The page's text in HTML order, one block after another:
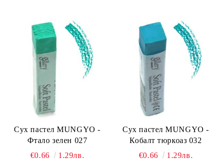
Сух пастел MUNGYO -
Фтало зелен 027
€0.66
1.29лв.
Сух пастел MUNGYO -
Кобалт тюркоаз 032
€0.66
1.29лв.